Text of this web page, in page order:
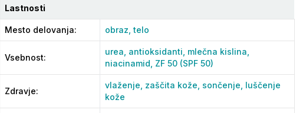
Lastnosti
Mesto delovanja: obraz,telo
Vsebnost:
urea, antioksidanti, mlečna kislina,
niacinamid, ZF 50 (SPF 50)
Zdravje:
vlaženje, zaščita kože, sončenje, luščenje
kože